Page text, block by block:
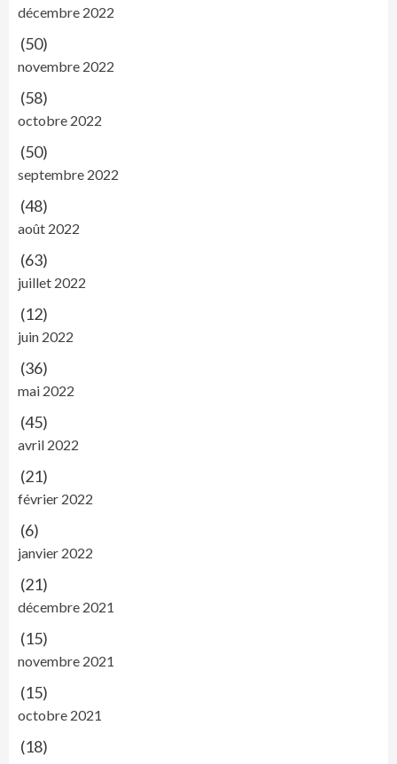
décembre 2022
(50)
novembre 2022
(58)
octobre 2022
(50)
septembre 2022
(48)
août 2022
(63)
juillet 2022
(12)
juin 2022
(36)
mai 2022
(45)
avril 2022
(21)
février 2022
(6)
janvier 2022
(21)
décembre 2021
(15)
novembre 2021
(15)
octobre 2021
(18)